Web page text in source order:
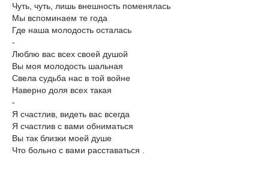
Чуть, чуть, лишь внешность поменялась
Мы вспоминаем те года
Где наша молодость осталась
-
Люблю вас всех своей душой
Вы моя молодость шальная
Свела судьба нас в той войне
Наверно доля всех такая
-
Я счастлив, видеть вас всегда
Я счастлив с вами обниматься
Вы так близки моей душе
Что больно с вами расставаться .